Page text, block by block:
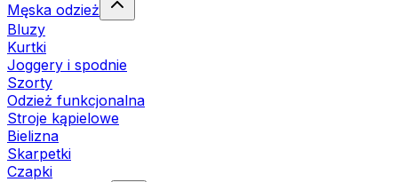
Męska odzież
Bluzy
Kurtki
Joggery i spodnie
Szorty
Odzież funkcjonalna
Stroje kąpielowe
Bielizna
Skarpetki
Czapki